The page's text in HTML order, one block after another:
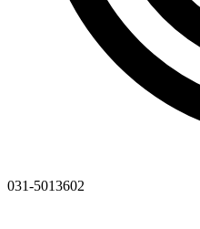
031-5013602